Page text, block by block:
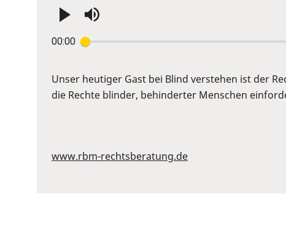
00:00
Enter
Space
to
Unser heutiger Gast bei Blind verstehen ist der
die Rechte blinder, behinderter Menschen
www.rbm-rechtsberatung.de